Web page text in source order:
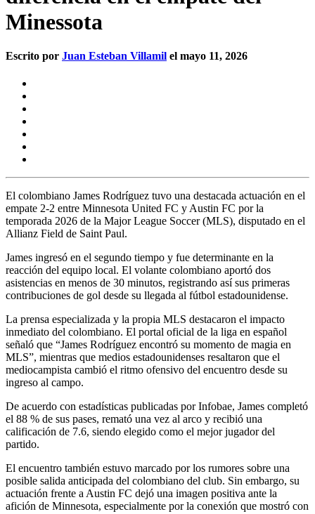
Minessota
Escrito por Juan Esteban Villamil el mayo 11, 2026
El colombiano James Rodríguez tuvo una destacada actuación en el
empate 2-2 entre Minnesota United FC yAustin FC por la
temporada 2026 de la Major League Soccer (MLS), disputado en el
Allianz Field de Saint Paul.
James ingresó en el segundo tiempo y fue determinante en la
reacción del equipo local. El volante colombiano aportó dos
asistencias en menos de 30 minutos, registrando así sus primeras
contribuciones de gol desde su llegada al fútbol estadounidense.
La prensa especializada y la propia MLS destacaron el impacto
inmediato del colombiano. El portal oficial de la liga en español
señaló que “James Rodríguez encontró su momento de magia en
MLS”, mientras que medios estadounidenses resaltaron que el
mediocampista cambió el ritmo ofensivo del encuentro desde su
ingreso al campo.
De acuerdo con estadísticas publicadas por Infobae, James completó
el 88 % de sus pases, remató una vez al arco y recibió una
calificación de 7.6, siendo elegido como el mejor jugador del
partido.
El encuentro también estuvo marcado por los rumores sobre una
posible salida anticipada del colombiano del club. Sin embargo, su
actuación frente a Austin FC dejó una imagen positiva ante la
afición de Minnesota, especialmente por la conexión que mostró con